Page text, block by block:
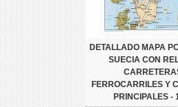
DETALLADO MAPA
SUECIA CON
FERROCARRILES Y
PRINCIPALES -